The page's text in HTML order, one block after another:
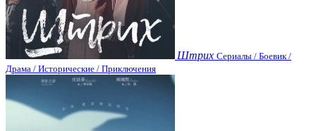
Штрих Сериалы / Боевик /
Драма / Исторические / Приключения